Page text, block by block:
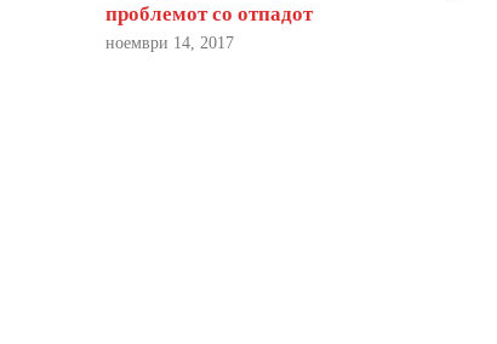
проблемот со отпадот
ноември 14, 2017